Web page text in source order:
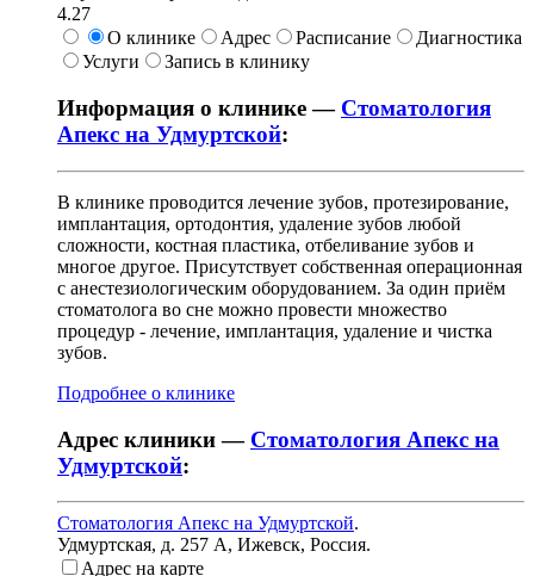
4.27
О клинике
Адрес Расписание
Диагностика
Услуги
Запись в клинику
Информация о клинике — Стоматология
Апекс на Удмуртской:
В клинике проводится лечение зубов, протезирование,
имплантация, ортодонтия, удаление зубов любой
сложности, костная пластика, отбеливание зубов и
многое другое. Присутствует собственная операционная
с анестезиологическим оборудованием. За один приём
стоматолога во сне можно провести множество
процедур - лечение, имплантация, удаление и чистка
зубов.
Подробнее о клинике
Адрес клиники — Стоматология Апекс на
Удмуртской:
Стоматология Апекс на Удмуртской.
Удмуртская, д. 257 А, Ижевск, Россия.
Адрес на карте